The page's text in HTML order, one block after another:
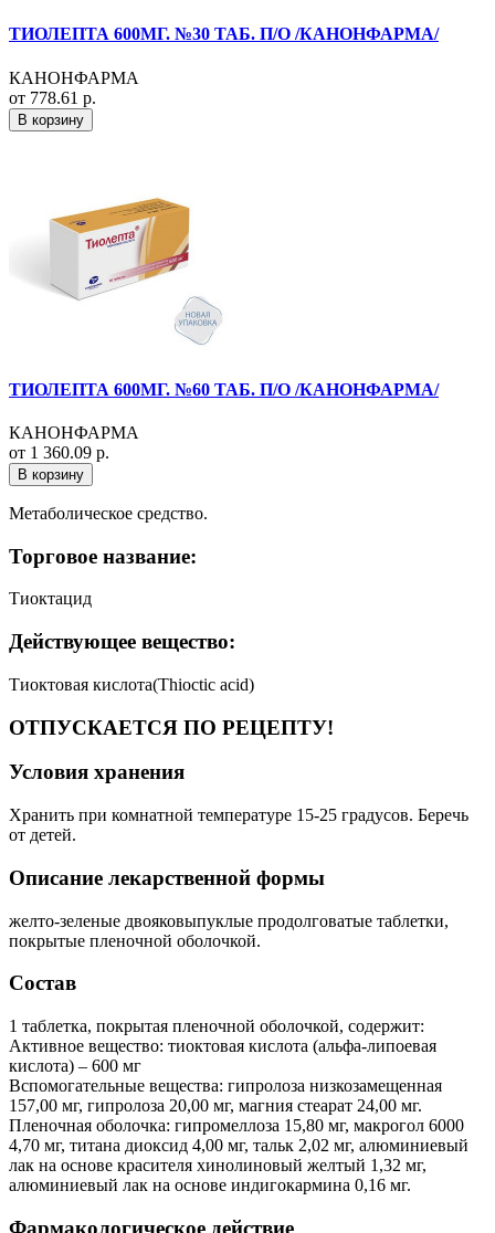
ТИОЛЕПТА 600МГ. №30 ТАБ. П/О /КАНОНФАРМА/
КАНОНФАРМА
от 778.61 р.
В корзину
ТИОЛЕПТА 600МГ. №60 ТАБ. П/О /КАНОНФАРМА/
КАНОНФАРМА
от 1 360.09 р.
В корзину
Метаболическое средство.
Торговое название:
Тиоктацид
Действующее вещество:
Тиоктовая кислота(Thioctic acid)
ОТПУСКАЕТСЯ ПО РЕЦЕПТУ!
Условия хранения
Хранить при комнатной температуре 15-25 градусов. Беречь
от детей.
Описание лекарственной формы
желто-зеленые двояковыпуклые продолговатые таблетки,
покрытые пленочной оболочкой.
Состав
1 таблетка, покрытая пленочной оболочкой, содержит:
Активное вещество: тиоктовая кислота (альфа-липоевая
кислота) – 600 мг
Вспомогательные вещества: гипролоза низкозамещенная
157,00 мг, гипролоза 20,00 мг, магния стеарат 24,00 мг.
Пленочная оболочка: гипромеллоза 15,80 мг, макрогол 6000
4,70 мг, титана диоксид 4,00 мг, тальк 2,02 мг, алюминиевый
лак на основе красителя хинолиновый желтый 1,32 мг,
алюминиевый лак на основе индигокармина 0,16 мг.
Фармакологическое действие